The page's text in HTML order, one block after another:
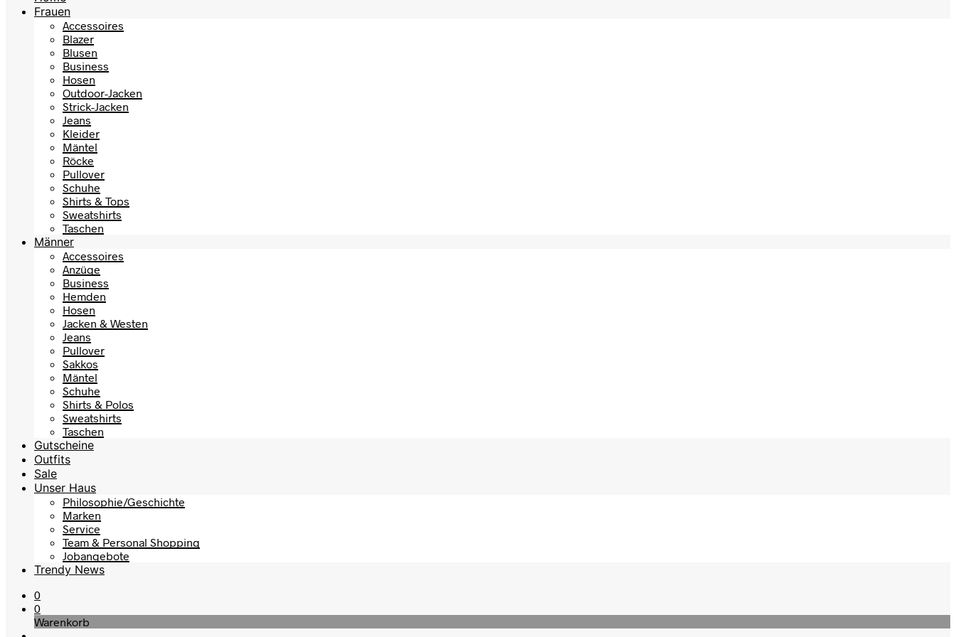
Frauen
Accessoires
Blazer
Blusen
Business
Hosen
Outdoor-Jacken
Strick-Jacken
Jeans
Kleider
Mäntel
Röcke
Pullover
Schuhe
Shirts & Tops
Sweatshirts
Taschen
Männer
Accessoires
Anzüge
Business
Hemden
Hosen
Jacken & Westen
Jeans
Pullover
Sakkos
Mäntel
Schuhe
Shirts & Polos
Sweatshirts
Taschen
Gutscheine
Outfits
Sale
Unser Haus
Philosophie/Geschichte
Marken
Service
Team & Personal Shopping
Jobangebote
Trendy News
0
0
Warenkorb